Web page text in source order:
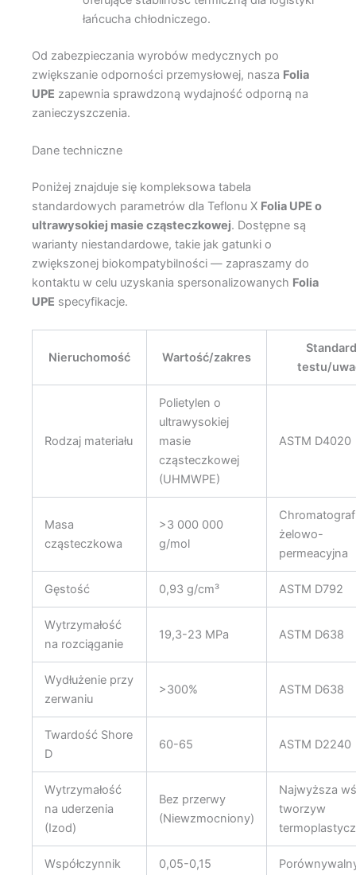
łańcucha chłodniczego.
Od zabezpieczania wyrobów medycznych po
zwiększanie odporności przemysłowej, nasza Folia
UPE zapewnia sprawdzoną wydajność odporną na
zanieczyszczenia.
Dane techniczne
Poniżej znajduje się kompleksowa tabela
standardowych parametrów dla Teflonu X Folia UPE o
ultrawysokiej masie cząsteczkowej. Dostępne są
warianty niestandardowe, takie jak gatunki o
zwiększonej biokompatybilności — zapraszamy do
kontaktu w celu uzyskania spersonalizowanych Folia
UPE specyfikacje.
Nieruchomość Wartość/zakres
Standard
testu/
Rodzaj materiału
Polietylen o
ultrawysokiej
masie
cząsteczkowej
(UHMWPE)
ASTM D4020
Masa
cząsteczkowa
>3 000 000
g/mol
żelowo-
permeacyjna
Gęstość 0,93 g/cm³ ASTM D792
Wytrzymałość
na rozciąganie
19,3-23 MPa ASTM D638
Wydłużenie przy
zerwaniu
>300% ASTM D638
Twardość Shore
D
60-65 ASTM D2240
Wytrzymałość
na uderzenia
(Izod)
Bez przerwy
(Niewzmocniony)
Najwyższa
tworzyw
Współczynnik
0,05-0,15